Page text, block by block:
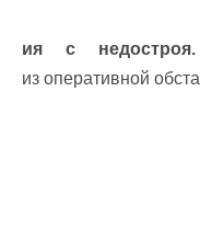
ия с недостроя.
из оперативной